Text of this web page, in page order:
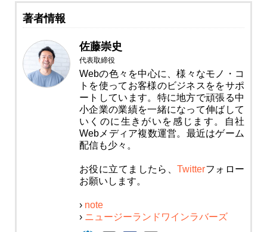
著者情報
佐藤崇史
代表取締役
Webの色々を中心に、様々なモノ・コ
トを使ってお客様のビジネスををサポ
ートしています。特に地方で頑張る中
小企業の業績を一緒になって伸ばして
いくのに生きがいを感じます。自社
Webメディア複数運営。最近はゲーム
配信も少々。
お役に立てましたら、Twitterフォロー
お願いします。
› note
› ニュージーランドワインラバーズ